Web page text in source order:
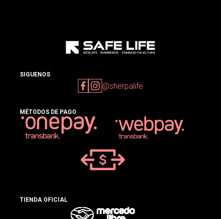
SIGUENOS
@sherpalife
MÉTODOS DE PAGO
TIENDA OFICIAL